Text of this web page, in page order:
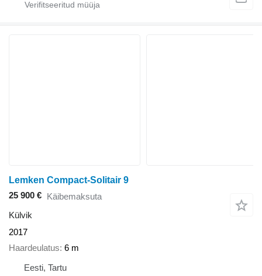
Lemken Compact-Solitair 9
25 900 € Käibemaksuta
Külvik
2017
Haardeulatus 6 m
Eesti, Tartu